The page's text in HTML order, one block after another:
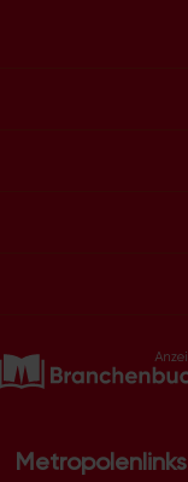
Metropolenlinks